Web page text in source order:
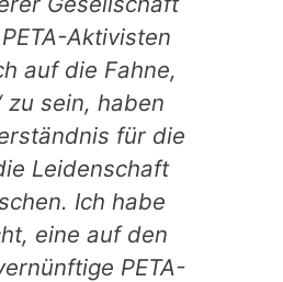
Aktivisten
auf die Fahne,
zu sein, haben
für die
Leidenschaft
Ich habe
eine auf den
PETA-